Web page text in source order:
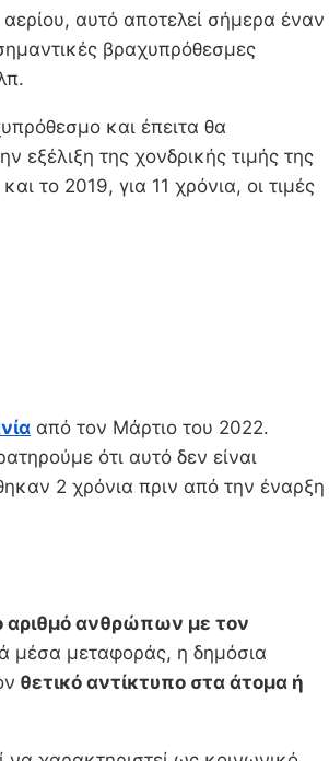
αυτό αποτελεί σήμερα έναν
βραχυπρόθεσμες
και έπειτα θα
της χονδρικής τιμής της
το 2019, για 11 χρόνια, οι τιμές
από τον Μάρτιο του 2022.
ότι αυτό δεν είναι
2 χρόνια πριν από την έναρξη
αριθμό ανθρώπων με τον
μέσα μεταφοράς, η δημόσια
θετικό αντίκτυπο στα άτομα ή